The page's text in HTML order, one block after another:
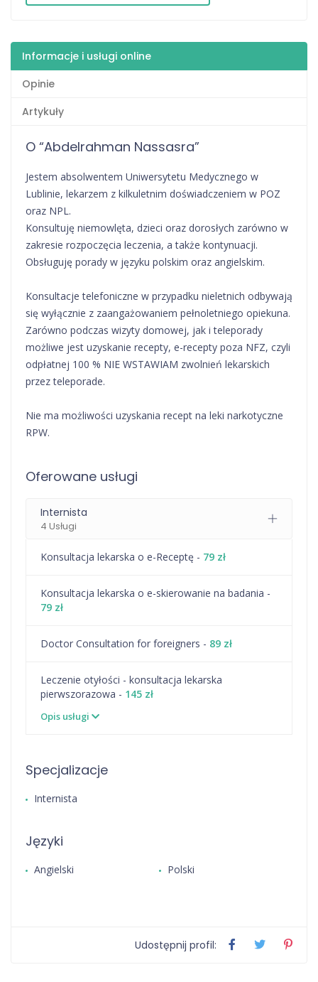
Informacje i usługi online
Opinie
Artykuły
O “Abdelrahman Nassasra”
Jestem absolwentem Uniwersytetu Medycznego w
Lublinie, lekarzem z kilkuletnim doświadczeniem w POZ
oraz NPL.
Konsultuję niemowlęta, dzieci oraz dorosłych zarówno w
zakresie rozpoczęcia leczenia, a także kontynuacji.
Obsługuję porady w języku polskim oraz angielskim.
Konsultacje telefoniczne w przypadku nieletnich odbywają
się wyłącznie z zaangażowaniem pełnoletniego opiekuna.
Zarówno podczas wizyty domowej, jak i teleporady
możliwe jest uzyskanie recepty, e-recepty poza NFZ, czyli
odpłatnej 100 % NIE WSTAWIAM zwolnień lekarskich
przez teleporade.
Nie ma możliwości uzyskania recept na leki narkotyczne
RPW.
Oferowane usługi
Internista
4 Usługi
Konsultacja lekarska o e-Receptę - 79 zł
Konsultacja lekarska o e-skierowanie na badania -
79 zł
Doctor Consultation for foreigners - 89 zł
Leczenie otyłości - konsultacja lekarska
pierwszorazowa - 145 zł
Opis usługi
Specjalizacje
Internista
Języki
Angielski Polski
Udostępnij profil: